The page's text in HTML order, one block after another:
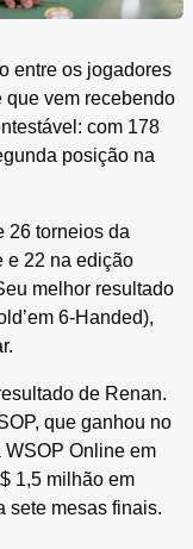
entre os jogadores
vem recebendo
com 178
posição na
26 torneios da
e 22 na edição
melhor resultado
6-Handed),
de Renan.
que ganhou no
WSOP Online em
1,5 milhão em
sete mesas finais.